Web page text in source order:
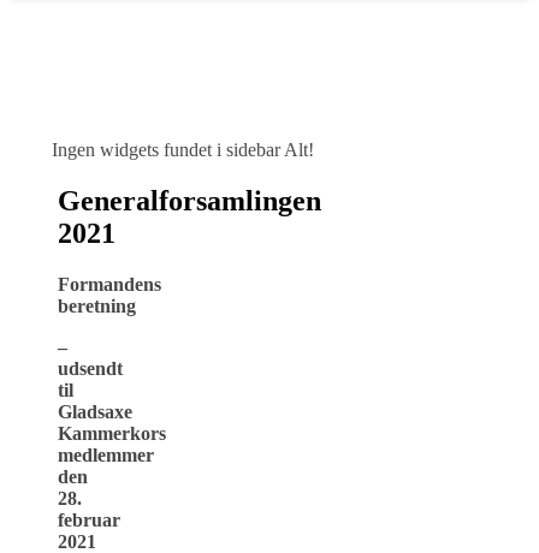
Ingen widgets fundet i sidebar Alt!
Generalforsamlingen
2021
Formandens
beretning
–
udsendt
til
Gladsaxe
Kammerkors
medlemmer
den
28.
februar
2021